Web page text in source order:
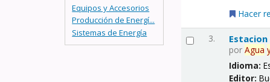
Equipos y Accesorios
Producción de Energí...
Sistemas de Energía
Hacer
3.
porAgua
Idioma:
Editor: